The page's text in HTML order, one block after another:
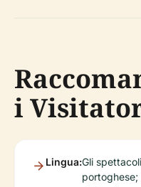
i
Lingua:Gli